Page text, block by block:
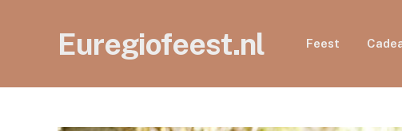
Euregiofeest.nl Feest